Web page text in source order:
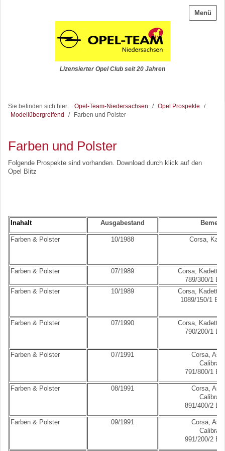
Menü
Lizensierter Opel Club seit 20 Jahren
Sie befinden sich hier: Opel-Team-Niedersachsen / Opel Prospekte
/
Modellübergreifend
/ Farben und Polster
Farben und Polster
Folgende Prospekte sind vorhanden. Download durch klick auf den
Opel Blitz
Inahalt Ausgabestand
Farben & Polster 10/1988 Corsa,
Farben & Polster 07/1989
Corsa, Kadett,
789/300/1
Farben & Polster
10/1989
Corsa, Kadett,
1089/150/1
Farben & Polster 07/1990
Corsa, Kadett,
790/200/1
Farben & Polster 07/1991
Corsa,
Calibra,
791/800/1
Farben & Polster 08/1991
Corsa,
Calibra,
891/400/2
Farben & Polster 09/1991
Corsa,
Calibra,
991/200/2